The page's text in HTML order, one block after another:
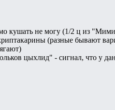
кушать не могу (1/2 ц из
(разные бывают
цыхлид" - сигнал, что у